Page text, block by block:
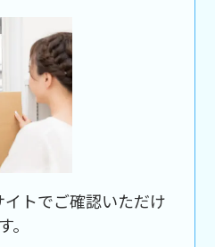
トでご確認いただけ
。